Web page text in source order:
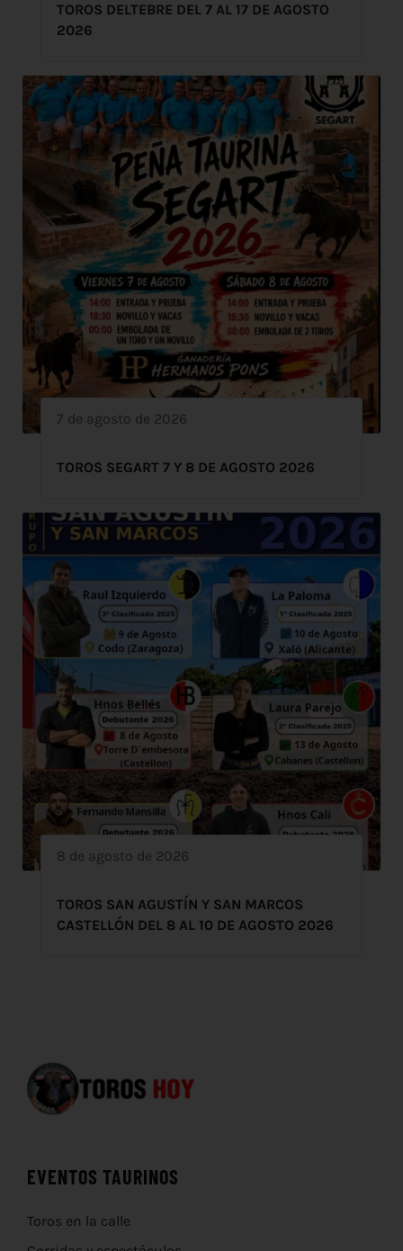
TOROS DELTEBRE DEL 7 AL 17 DE AGOSTO
2026
7 de agosto de 2026
TOROS SEGART 7 Y 8 DE AGOSTO 2026
8 de agosto de 2026
TOROS SAN AGUSTÍN Y SAN MARCOS
CASTELLÓN DEL 8 AL 10 DE AGOSTO 2026
EVENTOS TAURINOS
Toros en la calle